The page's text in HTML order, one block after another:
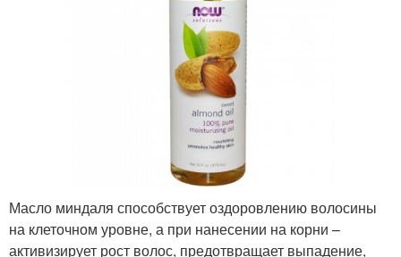
Масло миндаля способствует оздоровлению волосины
на клеточном уровне, а при нанесении на корни –
активизирует рост волос, предотвращает выпадение,